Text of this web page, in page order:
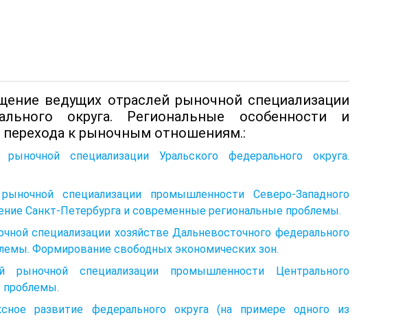
ведущих отраслей рыночной специализации
округа. Региональные особенности и
к рыночным отношениям.:
специализации Уральского федерального округа.
специализации промышленности Северо-Западного
Санкт-Петербурга и современные региональные проблемы.
специализации хозяйстве Дальневосточного федерального
Формирование свободных экономических зон.
специализации промышленности Центрального
проблемы.
развитие федерального округа (на примере одного из